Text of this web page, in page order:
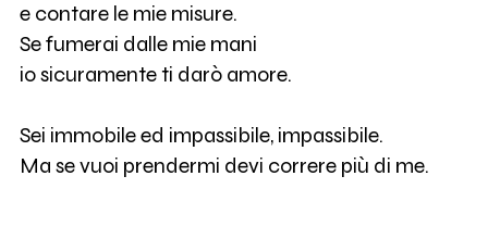
e contare le mie misure.
Se fumerai dalle mie mani
io sicuramente ti darò amore.
Sei immobile ed impassibile, impassibile.
Ma se vuoi prendermi devi correre più di me.